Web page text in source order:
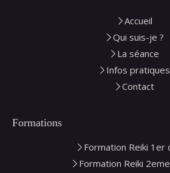
Accueil
Qui suis-je ?
La séance
Infos pratiques
Contact
Formations
Formation Reiki 1er
Formation Reiki